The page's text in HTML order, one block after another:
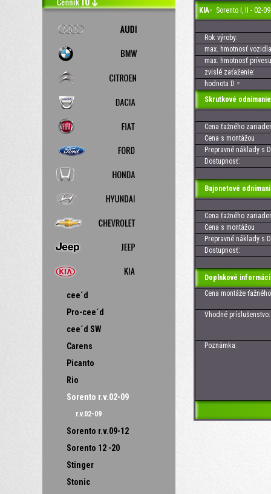
cee´d
Pro-cee´d
cee´d SW
Carens
Picanto
Rio
Sorento r.v.02-09
r.v.02-09
Sorento r.v.09-12
Sorento 12 -20
Stinger
Stonic
KIA- Sorento I, II -
Rok výroby:
max. hmotnosť
max. hmotnosť
zvislé zaťaženie:
hodnota D =
Skrutkové
Cena ťažného
Cena s montážou
Prepravné náklady s
Dostupnosť:
Bajonetové
Cena ťažného
Cena s montážou
Prepravné náklady s
Dostupnosť:
Doplnkové
Cena montáže
Vhodné príslušenstvo:
Poznámka: